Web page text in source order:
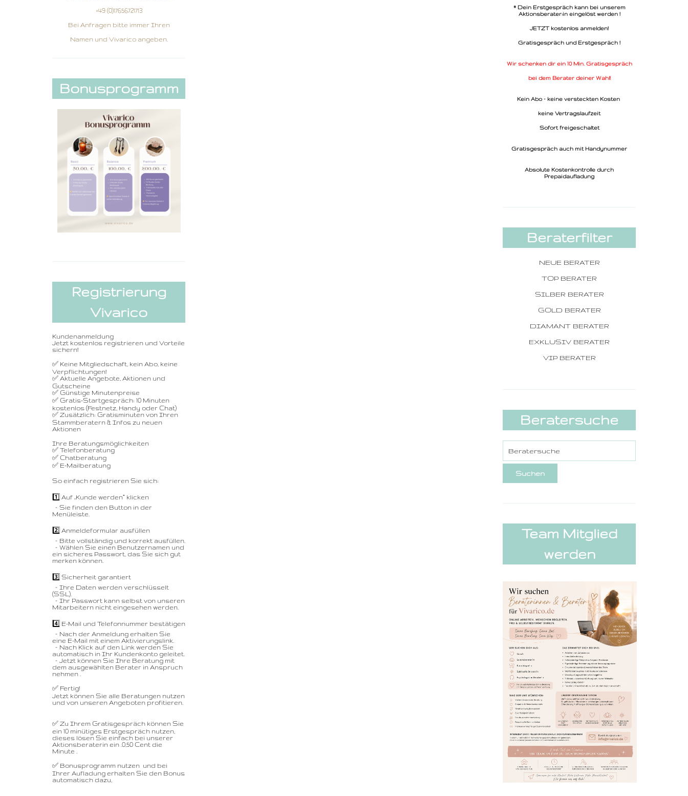
+49 (0)17656721713
Bei Anfragen bitte immer Ihren
Namen und Vivarico angeben.
Bonusprogramm
Registrierung
Vivarico
Kundenanmeldung
Jetzt kostenlos registrieren und Vorteile
sichern!
✅ Keine Mitgliedschaft, kein Abo, keine
Verpflichtungen!
✅ Aktuelle Angebote, Aktionen und
Gutscheine
✅ Günstige Minutenpreise
✅ Gratis-Startgespräch: 10 Minuten
kostenlos (Festnetz, Handy oder Chat)
✅ Zusätzlich: Gratisminuten von Ihren
Stammberatern & Infos zu neuen
Aktionen
Ihre Beratungsmöglichkeiten
✅ Telefonberatung
✅ Chatberatung
✅ E-Mailberatung
So einfach registrieren Sie sich:
1️⃣ Auf „Kunde werden“ klicken
– Sie finden den Button in der
Menüleiste.
2️⃣ Anmeldeformular ausfüllen
– Bitte vollständig und korrekt ausfüllen.
– Wählen Sie einen Benutzernamen und
ein sicheres Passwort, das Sie sich gut
merken können.
3️⃣ Sicherheit garantiert
– Ihre Daten werden verschlüsselt
(SSL).
– Ihr Passwort kann selbst von unseren
Mitarbeitern nicht eingesehen werden.
4️⃣ E-Mail und Telefonnummer bestätigen
– Nach der Anmeldung erhalten Sie
eine E-Mail mit einem Aktivierungslink.
– Nach Klick auf den Link werden Sie
automatisch in Ihr Kundenkonto geleitet.
– Jetzt können Sie Ihre Beratung mit
dem ausgewählten Berater in Anspruch
nehmen .
✅ Fertig!
Jetzt können Sie alle Beratungen nutzen
und von unseren Angeboten profitieren.
✅ Zu Ihrem Gratisgespräch können Sie
ein 10 minütiges Erstgespräch nutzen,
dieses lösen Sie einfach bei unserer
Aktionsberaterin ein .0,50 Cent die
Minute .
✅ Bonusprogramm nutzen und bei
Ihrer Aufladung erhalten Sie den Bonus
automatisch dazu,
* Dein Erstgespräch kann bei unserem
Aktionsberater:in eingelöst werden !
JETZT kostenlos anmelden!
Gratisgespräch und Erstgespräch !
Wir schenken dir ein 10 Min. Gratisgespräch
bei dem Berater deiner Wahl!
Kein Abo - keine versteckten Kosten
keine Vertragslaufzeit
Sofort freigeschaltet
Gratisgespräch auch mit Handynummer
Absolute Kostenkontrolle durch
Prepaidaufladung
Beraterfilter
NEUE BERATER
TOP BERATER
SILBER BERATER
GOLD BERATER
DIAMANT BERATER
EXKLUSIV BERATER
VIP BERATER
Beratersuche
Team Mitglied
werden